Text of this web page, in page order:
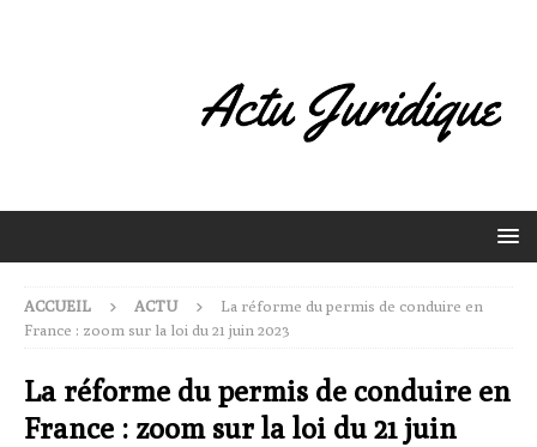
ACCUEIL ACTU
La réforme du permis de conduire en
France : zoom sur la loi du 21 juin 2023
La réforme du permis de conduire en
France : zoom sur la loi du 21 juin